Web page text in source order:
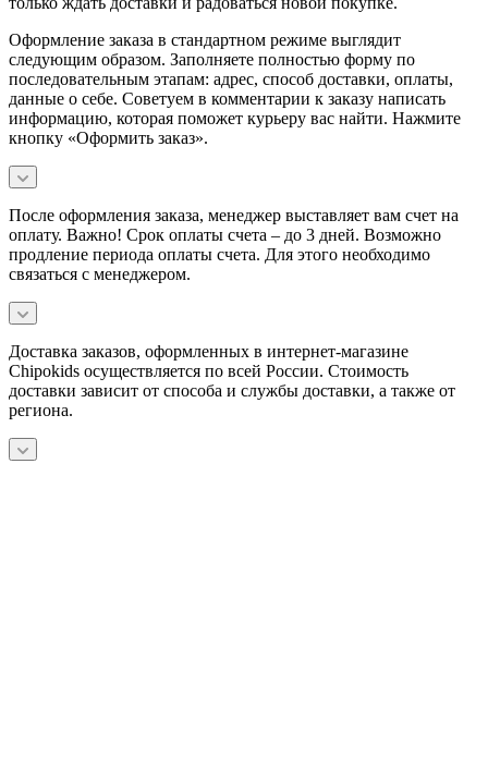
Оформление заказа в стандартном режиме выглядит
следующим образом. Заполняете полностью форму по
последовательным этапам: адрес, способ доставки, оплаты,
данные о себе. Советуем в комментарии к заказу написать
информацию, которая поможет курьеру вас найти. Нажмите
кнопку «Оформить заказ».
После оформления заказа, менеджер выставляет вам счет на
оплату. Важно! Срок оплаты счета – до 3 дней. Возможно
продление периода оплаты счета. Для этого необходимо
связаться с менеджером.
Доставка заказов, оформленных в интернет-магазине
Chipokids осуществляется по всей России. Стоимость
доставки зависит от способа и службы доставки, а также от
региона.